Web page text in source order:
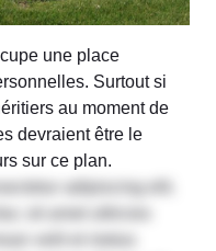
une place
Surtout si
au moment de
devraient être le
sur ce plan.
adipiscing elit.
sit amet ultricies
velit et metus